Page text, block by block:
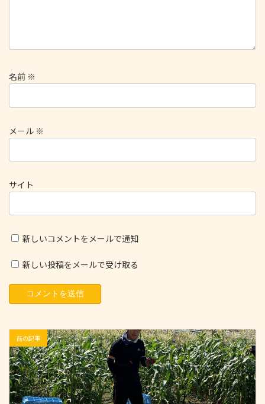
名前 ※
メール ※
サイト
新しいコメントをメールで通知
新しい投稿をメールで受け取る
前の記事